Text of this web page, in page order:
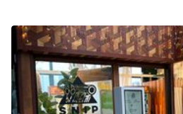
Dotazioni dello spazio
Accesso per disabili
Ampia Porta d'Ingresso